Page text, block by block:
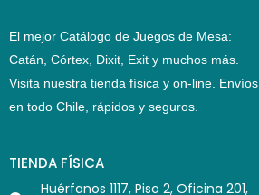
El mejor Catálogo de Juegos de Mesa:
Catán, Córtex, Dixit, Exit y muchos más.
Visita nuestra tienda física y on-line. Envíos
en todo Chile, rápidos y seguros
TIENDA FÍSICA
Huérfanos 1117, Piso 2, Oficina 201,